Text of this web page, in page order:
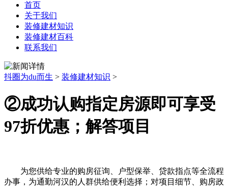
首页
关于我们
装修建材知识
装修建材百科
联系我们
抖圈为du而生 > 装修建材知识 >
②成功认购指定房源即可享受
97折优惠；解答项目
为您供给专业的购房征询、户型保举、贷款指点等全流程
办事，为通勤河汉的人群供给便利选择；对项目细节、购房政